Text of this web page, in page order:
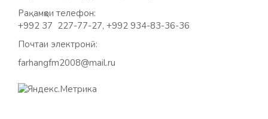
Рақамҳои телефон:
+992 37 227-77-27, +992 934-83-36-36
Почтаи электронӣ:
farhangfm2008@mail.ru